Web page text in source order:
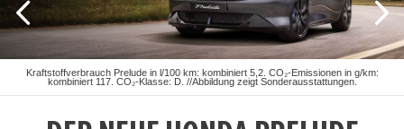
Angebote
Service & Zubehör
Kraftstoffverbrauch Prelude in l/100 km: kombiniert 5,2. CO₂-Emissionen in g/km:
kombiniert 117. CO₂-Klasse: D. //Abbildung zeigt Sonderausstattungen.